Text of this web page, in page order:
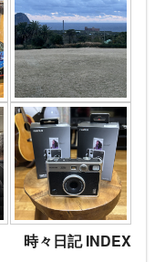
時々日記 INDEX